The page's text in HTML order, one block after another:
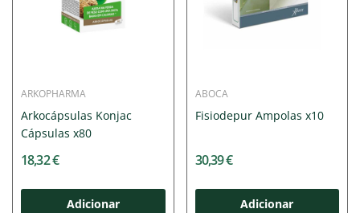
ARKOPHARMA
Arkocápsulas Konjac
Cápsulas x80
18,32 €
Adicionar
ABOCA
Fisiodepur Ampolas x10
30,39 €
Adicionar